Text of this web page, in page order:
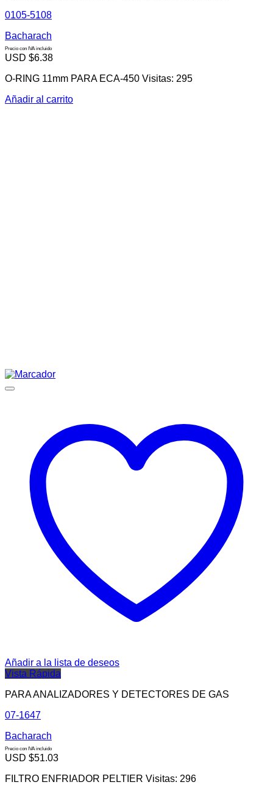
0105-5108
Bacharach
Precio con IVA incluido
USD $6.38
O-RING 11mm PARA ECA-450 Visitas: 295
Añadir al carrito
Añadir a la lista de deseos
Vista Rápida
PARA ANALIZADORES Y DETECTORES DE GAS
07-1647
Bacharach
Precio con IVA incluido
USD $51.03
FILTRO ENFRIADOR PELTIER Visitas: 296